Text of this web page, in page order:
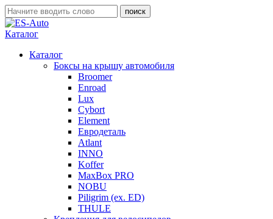
Каталог
Каталог
Боксы на крышу автомобиля
Broomer
Enroad
Lux
Cybort
Element
Евродеталь
Atlant
INNO
Koffer
MaxBox PRO
NOBU
Piligrim (ex. ED)
THULE